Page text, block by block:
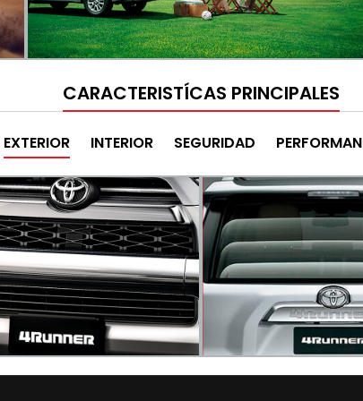
CARACTERISTÍCAS PRINCIPALES
EXTERIOR INTERIOR SEGURIDAD
luz de freno
alargado y encapsulado
LED que permiten un
Luz de placas laterales
presencia al look
Aros de
Aros de aleación de 16"
rayos grises que
deportiva sin
distancia libre al suelo
para realzar su
vista lateral.